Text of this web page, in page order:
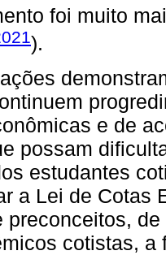
foi muito
).
e de
possam
estudantes
a Lei de Cotas
preconceitos,
cotistas,